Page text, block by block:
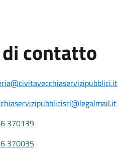
contatto
370139
370035